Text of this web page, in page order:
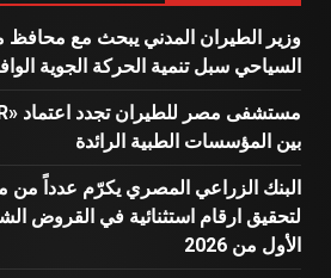
وزير الطيران المدني يبحث مع
السياحي سبل تنمية الحركة الجوية
بين المؤسسات الطبية الرائدة
البنك الزراعي المصري يكرّم عدداً من
لتحقيق ارقام استثنائية في القروض
الأول من 2026